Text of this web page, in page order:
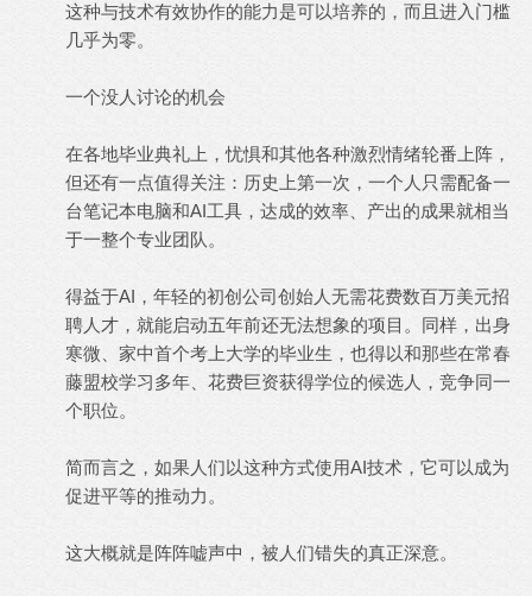
这种与技术有效协作的能力是可以培养的，而且进入门槛
几乎为零。
一个没人讨论的机会
在各地毕业典礼上，忧惧和其他各种激烈情绪轮番上阵，
但还有一点值得关注：历史上第一次，一个人只需配备一
台笔记本电脑和AI工具，达成的效率、产出的成果就相当
于一整个专业团队。
得益于AI，年轻的初创公司创始人无需花费数百万美元招
聘人才，就能启动五年前还无法想象的项目。同样，出身
寒微、家中首个考上大学的毕业生，也得以和那些在常春
藤盟校学习多年、花费巨资获得学位的候选人，竞争同一
个职位。
简而言之，如果人们以这种方式使用AI技术，它可以成为
促进平等的推动力。
这大概就是阵阵嘘声中，被人们错失的真正深意。